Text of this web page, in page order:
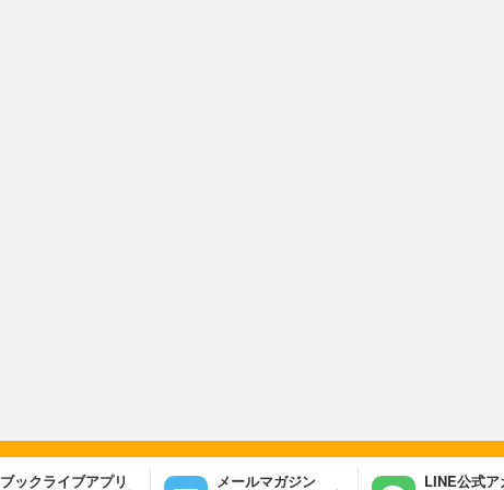
ブックライブアプリ メールマガジン LINE公式ア